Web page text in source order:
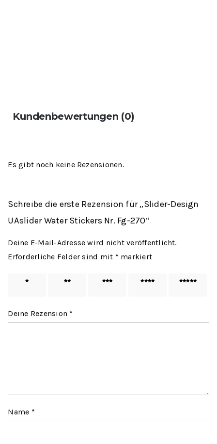
Kundenbewertungen (0)
Es gibt noch keine Rezensionen.
Schreibe die erste Rezension für „Slider-Design
UAslider Water Stickers Nr. Fg-270“
Deine E-Mail-Adresse wird nicht veröffentlicht.
Erforderliche Felder sind mit * markiert
1 von
2 von
3 von
4 von
5 von
Deine Rezension *
Name *